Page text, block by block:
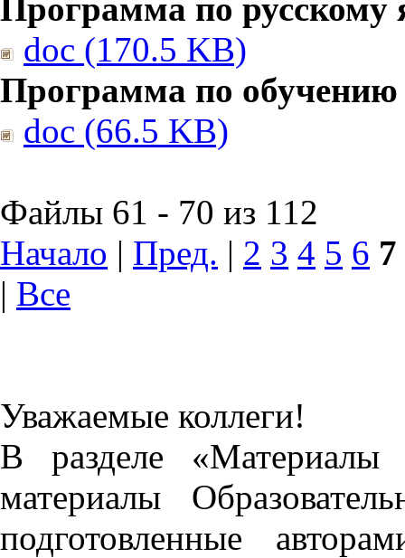
Программа по русскому
doc (170.5 KB)
Программа по обучению
doc (66.5 KB)
Файлы 61 - 70 из 112
Начало | Пред. | 2 3 4 5 6 7
| Все
Уважаемые коллеги!
В разделе «Материалы
материалы
подготовленные